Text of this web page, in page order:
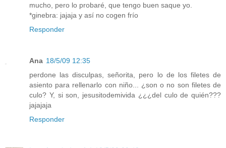
mucho, pero lo probaré, que tengo buen saque yo.
*ginebra: jajaja y así no cogen frío
Responder
Ana 18/5/09 12:35
perdone las disculpas, señorita, pero lo de los filetes de
asiento para rellenarlo con niño... ¿son o no son filetes de
culo? Y, si son, jesusitodemivida ¿¿¿del culo de quién???
jajajaja
Responder